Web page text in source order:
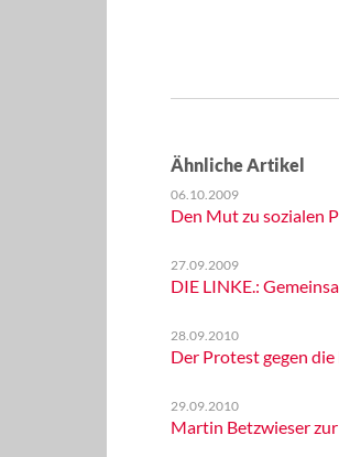
Ähnliche Artikel
06.10.2009
Den Mut zu sozialen
27.09.2009
DIE LINKE.:
28.09.2010
Der Protest gegen
29.09.2010
Martin Betzwieser